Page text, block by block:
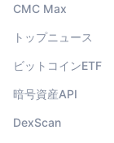
CMC Max
トップニュース
ビットコインETF
暗号資産API
DexScan